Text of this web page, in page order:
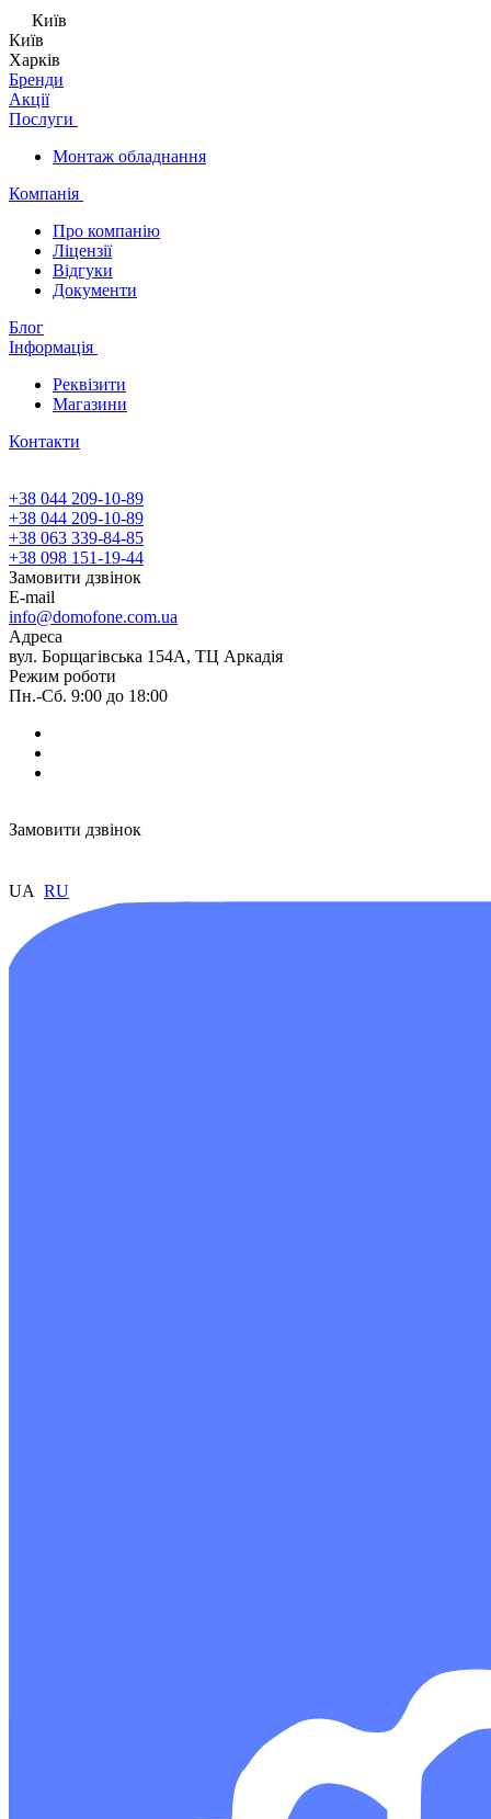
Київ
Київ
Харків
Бренди
Акції
Послуги
Монтаж обладнання
Компанія
Про компанію
Ліцензії
Відгуки
Документи
Блог
Інформація
Реквізити
Магазини
Контакти
+38 044 209-10-89
+38 044 209-10-89
+38 063 339-84-85
+38 098 151-19-44
Замовити дзвінок
E-mail
info@domofone.com.ua
Адреса
вул. Борщагівська 154А, ТЦ Аркадія
Режим роботи
Пн.-Сб. 9:00 до 18:00
Замовити дзвінок
UA RU